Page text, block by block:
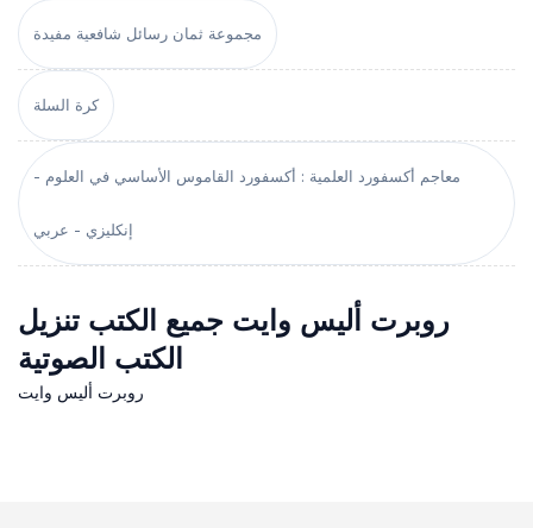
مجموعة ثمان رسائل شافعية مفيدة
كرة السلة
معاجم أكسفورد العلمية : أكسفورد القاموس الأساسي في العلوم -
إنكليزي - عربي
روبرت أليس وايت جميع الكتب تنزيل
الكتب الصوتية
روبرت أليس وايت